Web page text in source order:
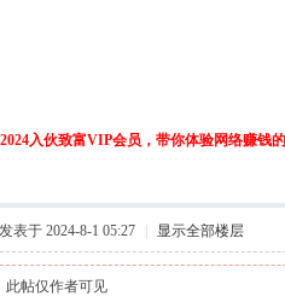
2024入伙致富VIP会员，带你体验网络赚钱
发表于 2024-8-1 05:27 显示全部楼层
此帖仅作者可见